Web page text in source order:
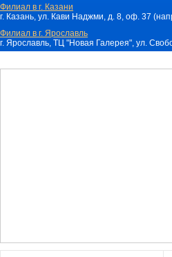
Филиал в г. Казани
г. Казань, ул. Кави Наджми, д. 8, оф. 37
Филиал в г. Ярославль
г. Ярославль, ТЦ "Новая Галерея", ул.